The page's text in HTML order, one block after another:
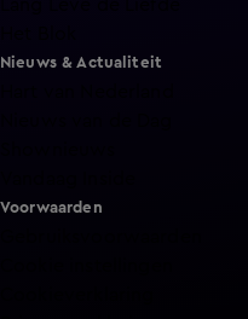
Nieuws & Actualiteit
Voorwaarden